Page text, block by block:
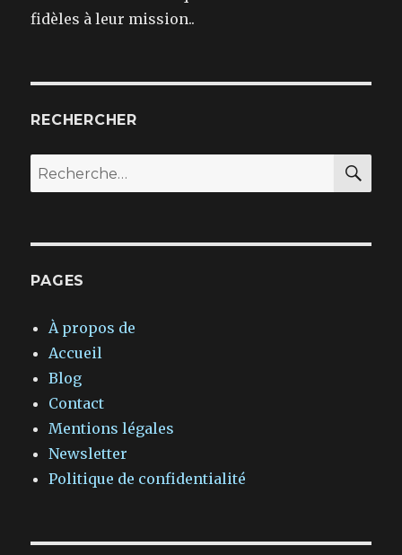
fidèles à leur mission..
RECHERCHER
Recherche
pour :
PAGES
À propos de
Accueil
Blog
Contact
Mentions légales
Newsletter
Politique de confidentialité